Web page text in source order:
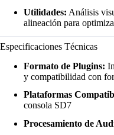
Utilidades: Análisis
alineación para
Especificaciones Técnicas
Formato de Plugins:
y compatibilidad con
Plataformas
consola SD7
Procesamiento de